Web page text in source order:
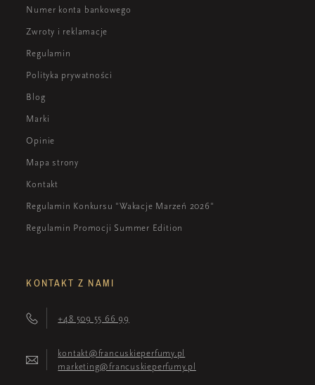
Numer konta bankowego
Zwroty i reklamacje
Regulamin
Polityka prywatności
Blog
Marki
Opinie
Mapa strony
Kontakt
Regulamin Konkursu "Wakacje Marzeń 2026"
Regulamin Promocji Summer Edition
KONTAKT Z NAMI
+48 509 55 66 99
kontakt@francuskieperfumy.pl
marketing@francuskieperfumy.pl